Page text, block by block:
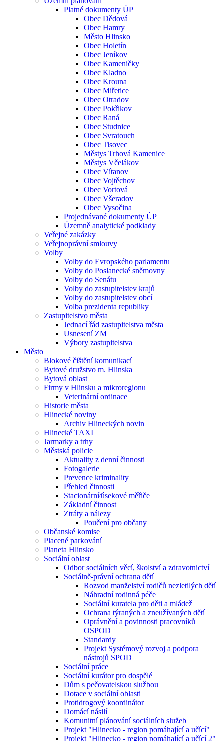
Platné dokumenty ÚP
Obec Dědová
Obec Hamry
Město Hlinsko
Obec Holetín
Obec Jeníkov
Obec Kameničky
Obec Kladno
Obec Krouna
Obec Miřetice
Obec Otradov
Obec Pokřikov
Obec Raná
Obec Studnice
Obec Svratouch
Obec Tisovec
Městys Trhová Kamenice
Městys Včelákov
Obec Vítanov
Obec Vojtěchov
Obec Vortová
Obec Všeradov
Obec Vysočina
Projednávané dokumenty ÚP
Územně analytické podklady
Veřejné zakázky
Veřejnoprávní smlouvy
Volby
Volby do Evropského parlamentu
Volby do Poslanecké sněmovny
Volby do Senátu
Volby do zastupitelstev krajů
Volby do zastupitelstev obcí
Volba prezidenta republiky
Zastupitelstvo města
Jednací řád zastupitelstva města
Usnesení ZM
Výbory zastupitelstva
Město
Blokové čištění komunikací
Bytové družstvo m. Hlinska
Bytová oblast
Firmy v Hlinsku a mikroregionu
Veterinární ordinace
Historie města
Hlinecké noviny
Archiv Hlineckých novin
Hlinecké TAXI
Jarmarky a trhy
Městská policie
Aktuality z denní činnosti
Fotogalerie
Prevence kriminality
Přehled činnosti
Stacionární⁄úsekové měřiče
Základní činnost
Ztráty a nálezy
Poučení pro občany
Občanské komise
Placené parkování
Planeta Hlinsko
Sociální oblast
Odbor sociálních věcí, školství a zdravotnictví
Sociálně-právní ochrana dětí
Rozvod manželství rodičů nezletilých dětí
Náhradní rodinná péče
Sociální kuratela pro děti a mládež
Ochrana týraných a zneužívaných dětí
Oprávnění a povinnosti pracovníků
OSPOD
Standardy
Projekt Systémový rozvoj a podpora
nástrojů SPOD
Sociální práce
Sociální kurátor pro dospělé
Dům s pečovatelskou službou
Dotace v sociální oblasti
Protidrogový koordinátor
Domácí násilí
Komunitní plánování sociálních služeb
Projekt "Hlinecko - region pomáhající a učící"
Projekt "Hlinecko - region pomáhající a učící 2"